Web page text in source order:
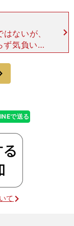
ないが、
気負いの
る数少ない
月試合を
で送る
て